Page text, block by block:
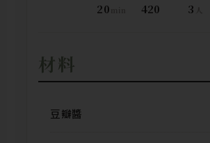
20 420 3
材料
豆瓣醬